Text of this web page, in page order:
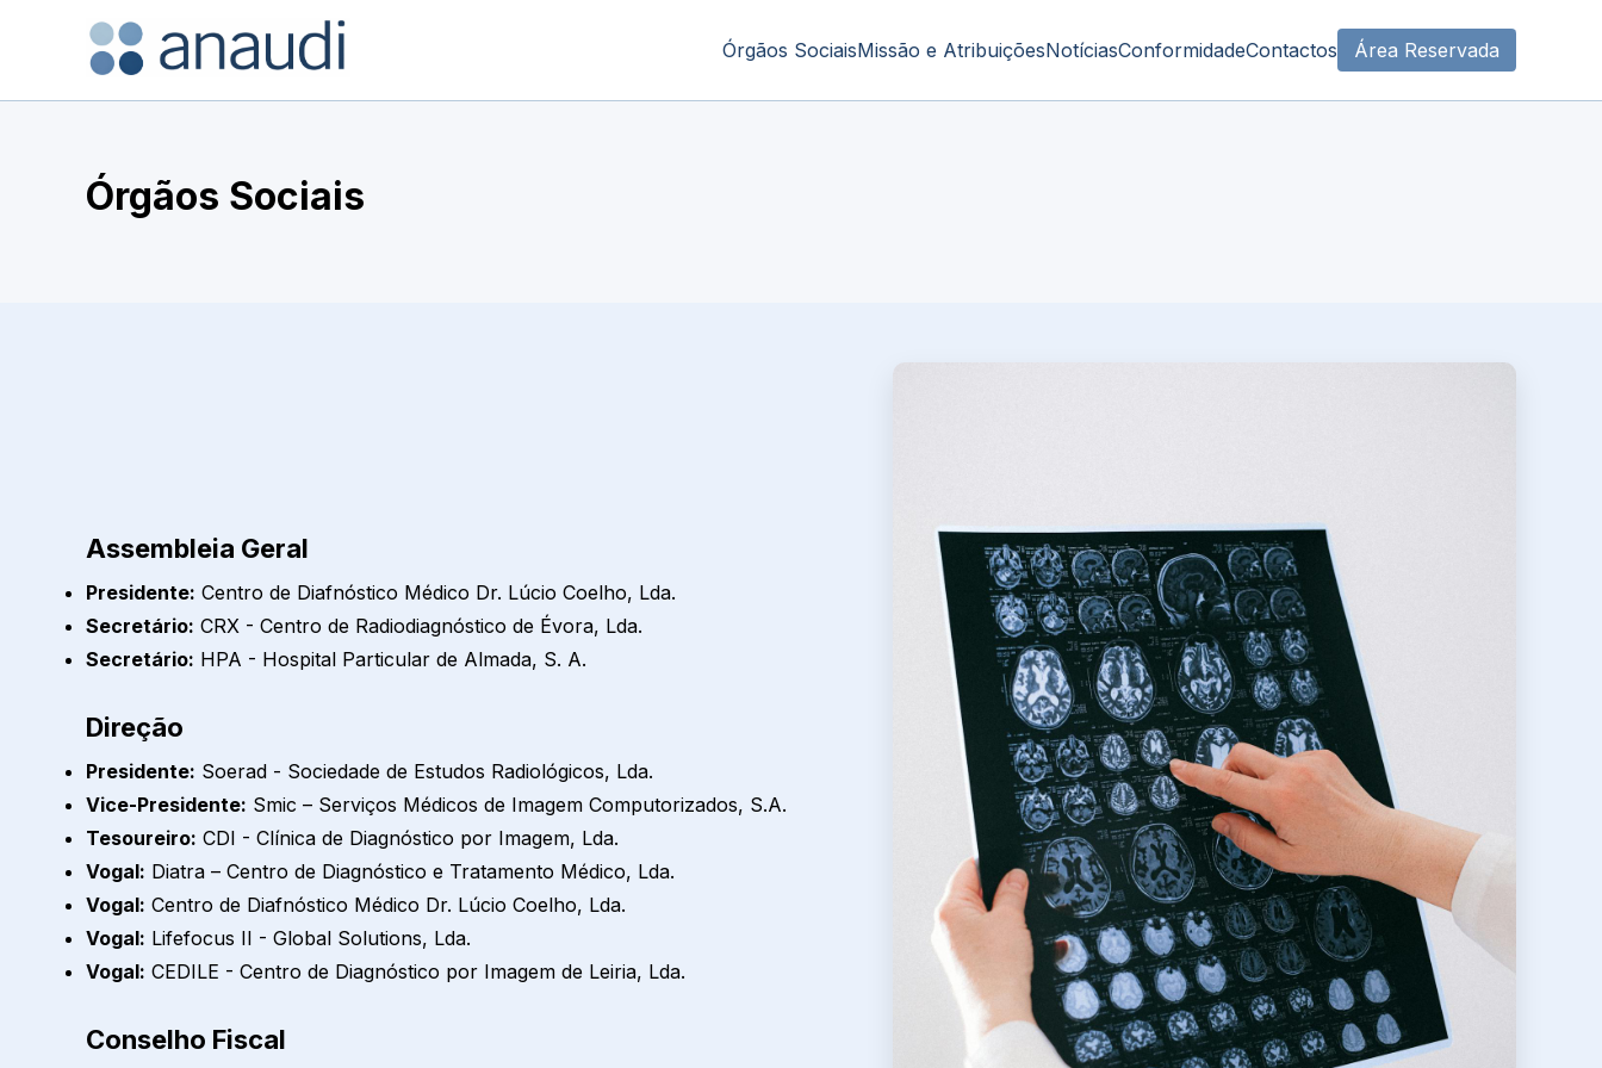
Órgãos SociaisMissão e AtribuiçõesNotíciasConformidadeContactos Área Reservada
Órgãos Sociais
Assembleia Geral
Presidente: Centro de Diafnóstico Médico Dr. Lúcio Coelho, Lda.
Secretário: CRX - Centro de Radiodiagnóstico de Évora, Lda.
Secretário: HPA - Hospital Particular de Almada, S. A.
Direção
Presidente: Soerad - Sociedade de Estudos Radiológicos, Lda.
Vice-Presidente: Smic – Serviços Médicos de Imagem Computorizados, S.A.
Tesoureiro: CDI - Clínica de Diagnóstico por Imagem, Lda.
Vogal: Diatra – Centro de Diagnóstico e Tratamento Médico, Lda.
Vogal: Centro de Diafnóstico Médico Dr. Lúcio Coelho, Lda.
Vogal: Lifefocus II - Global Solutions, Lda.
Vogal: CEDILE - Centro de Diagnóstico por Imagem de Leiria, Lda.
Conselho Fiscal